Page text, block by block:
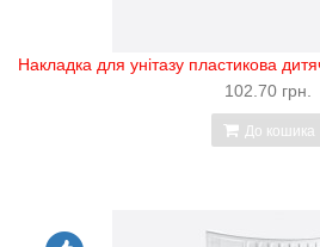
Накладка для унітазу пластикова
102.70 грн.
До кошика